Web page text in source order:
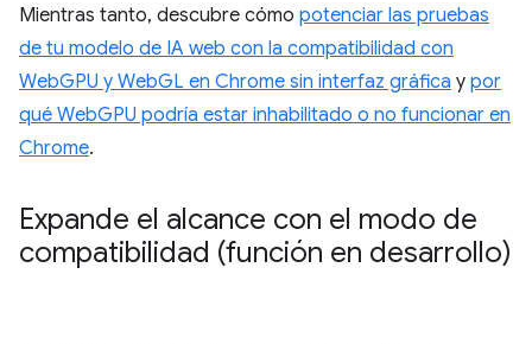
Mientras tanto, descubre cómo potenciar las pruebas
de tu modelo de IA web con la compatibilidad con
WebGPU y WebGL en Chrome sin interfaz gráfica y por
qué WebGPU podría estar inhabilitado o no funcionar en
Chrome.
Expande el alcance con el modo de
compatibilidad (función en desarrollo)